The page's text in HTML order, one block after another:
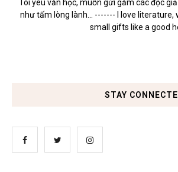
Tôi yêu văn học, muốn gửi gắm các độc
như tấm lòng lành... ------- I love
small gifts like a good
STAY